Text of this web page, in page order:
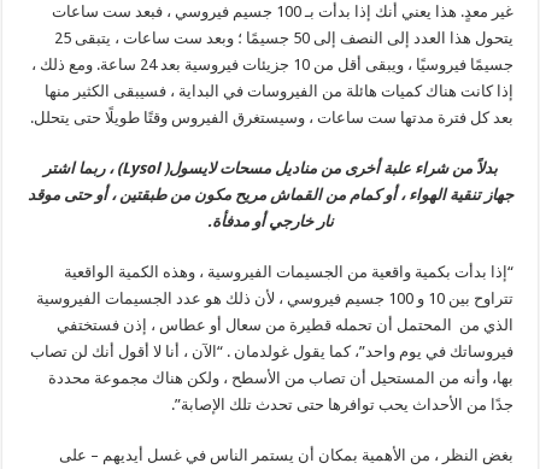
غير معدٍ. هذا يعني أنك إذا بدأت بـ 100 جسيم فيروسي ، فبعد ست ساعات
يتحول هذا العدد إلى النصف إلى 50 جسيمًا ؛ وبعد ست ساعات ، يتبقى 25
جسيمًا فيروسيًا ، ويبقى أقل من 10 جزيئات فيروسية بعد 24 ساعة. ومع ذلك ،
إذا كانت هناك كميات هائلة من الفيروسات في البداية ، فسيبقى الكثير منها
بعد كل فترة مدتها ست ساعات ، وسيستغرق الفيروس وقتًا طويلًا حتى يتحلل.
بدلاً من شراء علبة أخرى من مناديل مسحات لايسول(Lysol) ، ربما اشتر
جهاز تنقية الهواء ، أو كمام من القماش مريح مكون من طبقتين ، أو حتى موقد
نار خارجي أو مدفأة.
“إذا بدأت بكمية واقعية من الجسيمات الفيروسية ، وهذه الكمية الواقعية
تتراوح بين 10 و 100 جسيم فيروسي ، لأن ذلك هو عدد الجسيمات الفيروسية
الذي من المحتمل أن تحمله قطيرة من سعال أو عطاس ، إذن فستختفي
فيروساتك في يوم واحد”، كما يقول غولدمان . “الآن ، أنا لا أقول أنك لن تصاب
بها، وأنه من المستحيل أن تصاب من الأسطح ، ولكن هناك مجموعة محددة
جدًا من الأحداث يحب توافرها حتى تحدث تلك الإصابة”.
بغض النظر ، من الأهمية بمكان أن يستمر الناس في غسل أيديهم – على